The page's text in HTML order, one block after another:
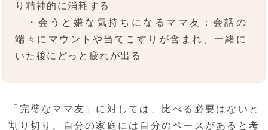
り精神的に消耗する
・会うと嫌な気持ちになるママ友：会話の
端々にマウントや当てこすりが含まれ、一緒に
いた後にどっと疲れが出る
「完璧なママ友」に対しては、比べる必要はないと
割り切り、自分の家庭には自分のペースがあると考